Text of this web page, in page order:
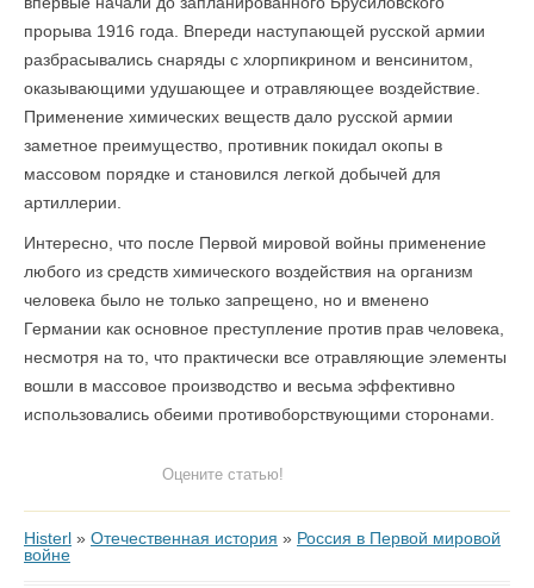
прорыва 1916 года. Впереди наступающей русской армии
разбрасывались снаряды с хлорпикрином и венсинитом,
оказывающими удушающее и отравляющее воздействие.
Применение химических веществ дало русской армии
заметное преимущество, противник покидал окопы в
массовом порядке и становился легкой добычей для
артиллерии.
Интересно, что после Первой мировой войны применение
любого из средств химического воздействия на организм
человека было не только запрещено, но и вменено
Германии как основное преступление против прав человека,
несмотря на то, что практически все отравляющие элементы
вошли в массовое производство и весьма эффективно
использовались обеими противоборствующими сторонами.
Оцените статью!
Histerl » Отечественная история » Россия в Первой мировой
войне